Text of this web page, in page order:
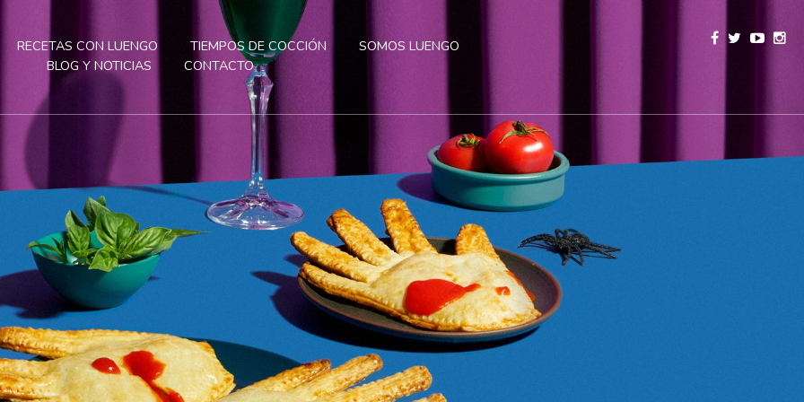
RECETAS CON LUENGO TIEMPOS DE COCCIÓN
SOMOS LUENGO
BLOG Y NOTICIAS
CONTACTO